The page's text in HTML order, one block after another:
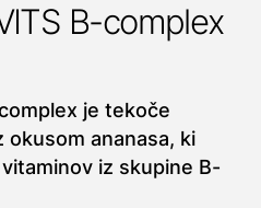
B-complex
je tekoče
ananasa, ki
iz skupine B-